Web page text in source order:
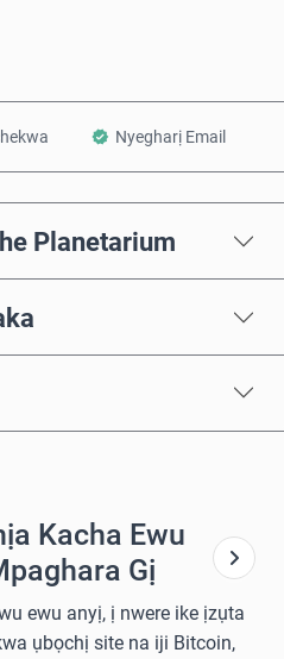
Nyegharị Email
Planetarium
Kacha Ewu
Gị
ewu anyị, ị nwere ike ịzụta
ụbọchị site na iji Bitcoin,